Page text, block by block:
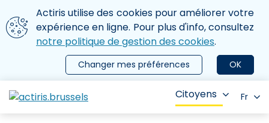
Aller au contenu principal
Nous utilisons des cookies
Actiris utilise des cookies pour améliorer votre
expérience en ligne. Pour plus d'info, consultez
notre politique de gestion des cookies.
OK
Changer mes préférences
le menu
Citoyens Fr